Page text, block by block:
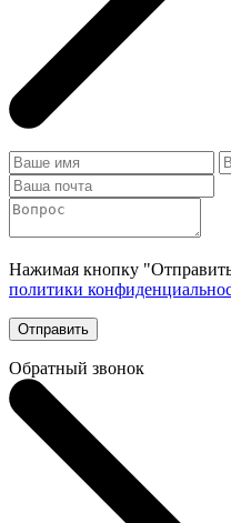
Нажимая кнопку
политики
Отправить
Обратный звонок